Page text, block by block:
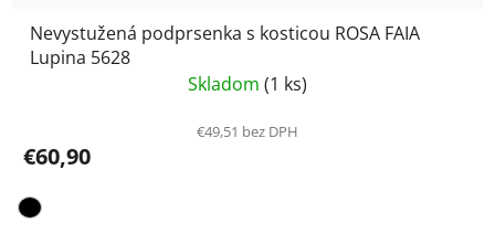
Nevystužená podprsenka s kosticou ROSA FAIA
Lupina 5628
Skladom (1 ks)
€49,51 bez DPH
€60,90